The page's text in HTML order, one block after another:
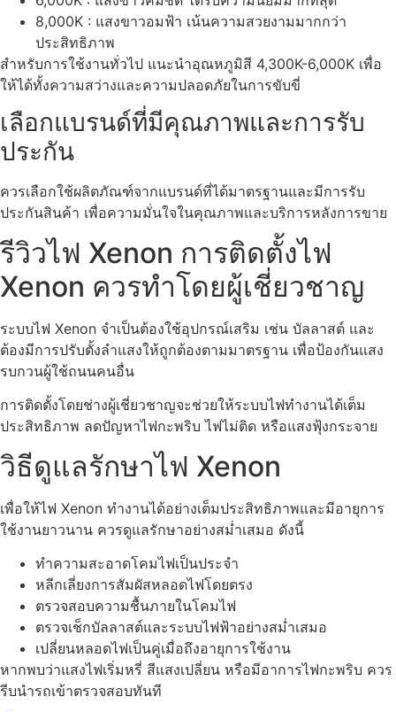
8,000K : แสงขาวอมฟ้า เน้นความสวยงามมากกว่า
ประสิทธิภาพ
สำหรับการใช้งานทั่วไป แนะนำอุณหภูมิสี 4,300K-6,000K เพื่อ
ให้ได้ทั้งความสว่างและความปลอดภัยในการขับขี่
เลือกแบรนด์ที่มีคุณภาพและการรับ
ประกัน
ควรเลือกใช้ผลิตภัณฑ์จากแบรนด์ที่ได้มาตรฐานและมีการรับ
ประกันสินค้า เพื่อความมั่นใจในคุณภาพและบริการหลังการขาย
รีวิวไฟ Xenon การติดตั้งไฟ
Xenon ควรทำโดยผู้เชี่ยวชาญ
ระบบไฟ Xenon จำเป็นต้องใช้อุปกรณ์เสริม เช่น บัลลาสต์ และ
ต้องมีการปรับตั้งลำแสงให้ถูกต้องตามมาตรฐาน เพื่อป้องกันแสง
รบกวนผู้ใช้ถนนคนอื่น
การติดตั้งโดยช่างผู้เชี่ยวชาญจะช่วยให้ระบบไฟทำงานได้เต็ม
ประสิทธิภาพ ลดปัญหาไฟกะพริบ ไฟไม่ติด หรือแสงฟุ้งกระจาย
วิธีดูแลรักษาไฟ Xenon
เพื่อให้ไฟ Xenon ทำงานได้อย่างเต็มประสิทธิภาพและมีอายุการ
ใช้งานยาวนาน ควรดูแลรักษาอย่างสม่ำเสมอ ดังนี้
ทำความสะอาดโคมไฟเป็นประจำ
หลีกเลี่ยงการสัมผัสหลอดไฟโดยตรง
ตรวจสอบความชื้นภายในโคมไฟ
ตรวจเช็กบัลลาสต์และระบบไฟฟ้าอย่างสม่ำเสมอ
เปลี่ยนหลอดไฟเป็นคู่เมื่อถึงอายุการใช้งาน
หากพบว่าแสงไฟเริ่มหรี่ สีแสงเปลี่ยน หรือมีอาการไฟกะพริบ ควร
รีบนำรถเข้าตรวจสอบทันที